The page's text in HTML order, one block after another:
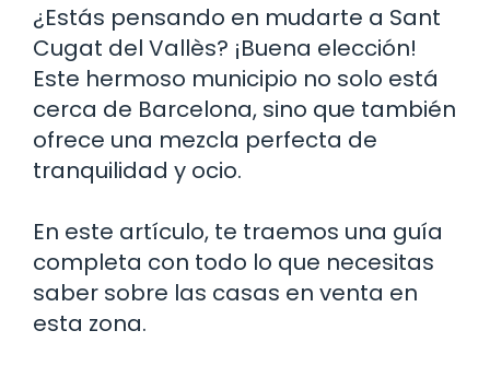
¿Estás pensando en mudarte a Sant
Cugat del Vallès? ¡Buena elección!
Este hermoso municipio no solo está
cerca de Barcelona, sino que también
ofrece una mezcla perfecta de
tranquilidad y ocio.
En este artículo, te traemos una guía
completa con todo lo que necesitas
saber sobre las casas en venta en
esta zona.